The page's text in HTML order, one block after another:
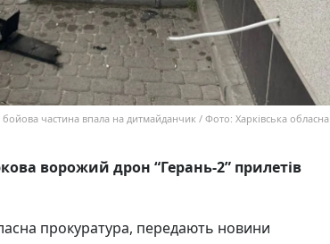
частина впала на дитмайданчик / Фото: Харківська обласна
ворожий дрон “Герань-2” прилетів
прокуратура, передають новини